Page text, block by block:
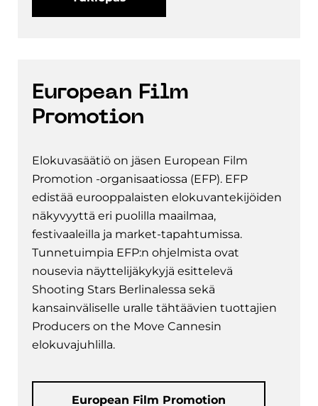
European Film
Promotion
Elokuvasäätiö on jäsen European Film
Promotion -organisaatiossa (EFP). EFP
edistää eurooppalaisten elokuvantekijöiden
näkyvyyttä eri puolilla maailmaa,
festivaaleilla ja market-tapahtumissa.
Tunnetuimpia EFP:n ohjelmista ovat
nousevia näyttelijäkykyjä esittelevä
Shooting Stars Berlinalessa sekä
kansainväliselle uralle tähtäävien tuottajien
Producers on the Move Cannesin
elokuvajuhlilla.
European Film Promotion